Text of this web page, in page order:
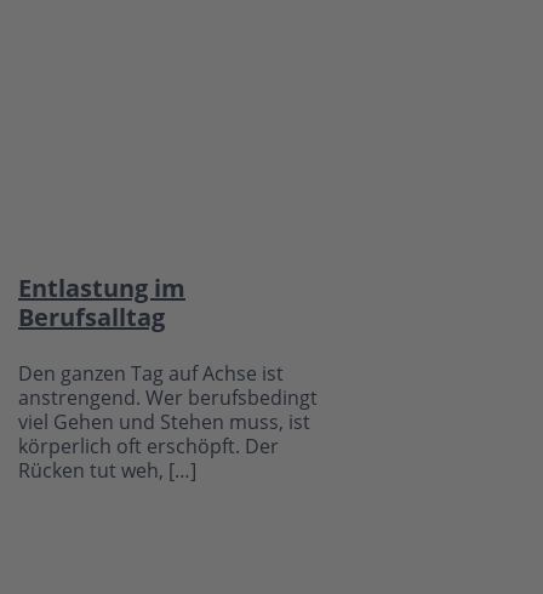
Entlastung im
Berufsalltag
Den ganzen Tag auf Achse ist
anstrengend. Wer berufsbedingt
viel Gehen und Stehen muss, ist
körperlich oft erschöpft. Der
Rücken tut weh, […]